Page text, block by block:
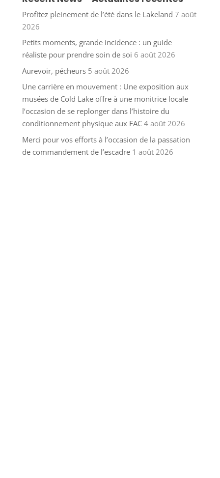
Profitez pleinement de l’été dans le Lakeland 7 août
2026
Petits moments, grande incidence : un guide
réaliste pour prendre soin de soi 6 août 2026
Aurevoir, pécheurs 5 août 2026
Une carrière en mouvement : Une exposition aux
musées de Cold Lake offre à une monitrice locale
l’occasion de se replonger dans l’histoire du
conditionnement physique aux FAC 4 août 2026
Merci pour vos efforts à l’occasion de la passation
de commandement de l’escadre 1 août 2026